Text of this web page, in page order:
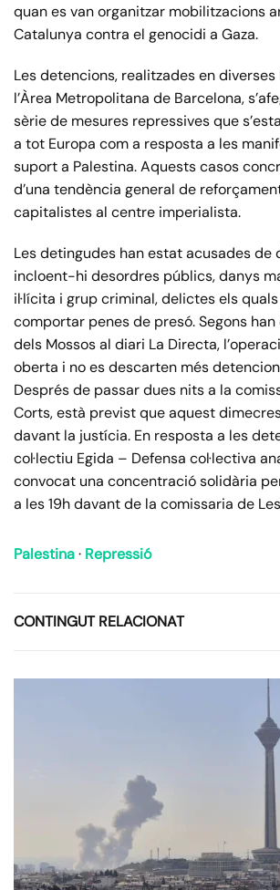
quan es van organitzar mobilitzacions
Catalunya contra el genocidi a Gaza.
Les detencions, realitzades en
l’Àrea Metropolitana de Barcelona,
sèrie de mesures repressives que
a tot Europa com a resposta a les
suport a Palestina. Aquests casos
d’una tendència general de
capitalistes al centre imperialista.
Les detingudes han estat acusades de
incloent-hi desordres públics, danys
il·lícita i grup criminal, delictes els
comportar penes de presó. Segons
dels Mossos al diari La Directa,
oberta i no es descarten més
Després de passar dues nits a la
Corts, està previst que aquest
davant la justícia. En resposta a les
col·lectiu Egida – Defensa col·lectiva
convocat una concentració solidària
a les 19h davant de la comissaria de
Palestina· Repressió
CONTINGUT RELACIONAT